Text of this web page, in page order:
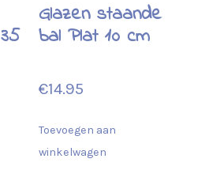
Glazen staande
bal Plat 10 cm
€14.95
Toevoegen aan
winkelwagen